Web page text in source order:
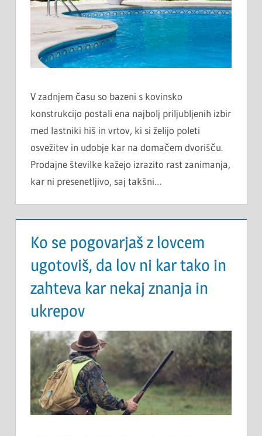
V zadnjem času so bazeni s kovinsko
konstrukcijo postali ena najbolj priljubljenih izbir
med lastniki hiš in vrtov, ki si želijo poleti
osvežitev in udobje kar na domačem dvorišču.
Prodajne številke kažejo izrazito rast zanimanja,
kar ni presenetljivo, saj takšni…
Ko se pogovarjaš z lovcem
ugotoviš, da lov ni kar tako in
zahteva kar nekaj znanja in
ukrepov